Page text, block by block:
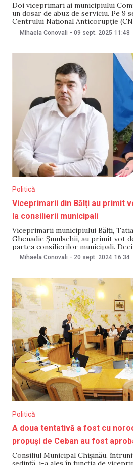
Doi viceprimari ai municipiului
un dosar de abuz de serviciu. Pe 9
Centrului Național Anticorupție
percheziționat domiciliile,
serviciu. Unul dintre ei a fost
Mihaela Conovali - 09 sept. 2025 11:48
Politică
Viceprimarii din Bălți au primit
la consilierii municipali
Viceprimarii municipiului Bălți,
Ghenadie Șmulschii, au primit vot
partea consilierilor municipali.
ședința din data de 20 septembrie,
Dubițkaia a calificat decizia
astăzi
Mihaela Conovali - 20 sept. 2024 16:34
Politică
A doua tentativă a fost cu
propuși de Ceban au fost
Consiliul Municipal Chișinău,